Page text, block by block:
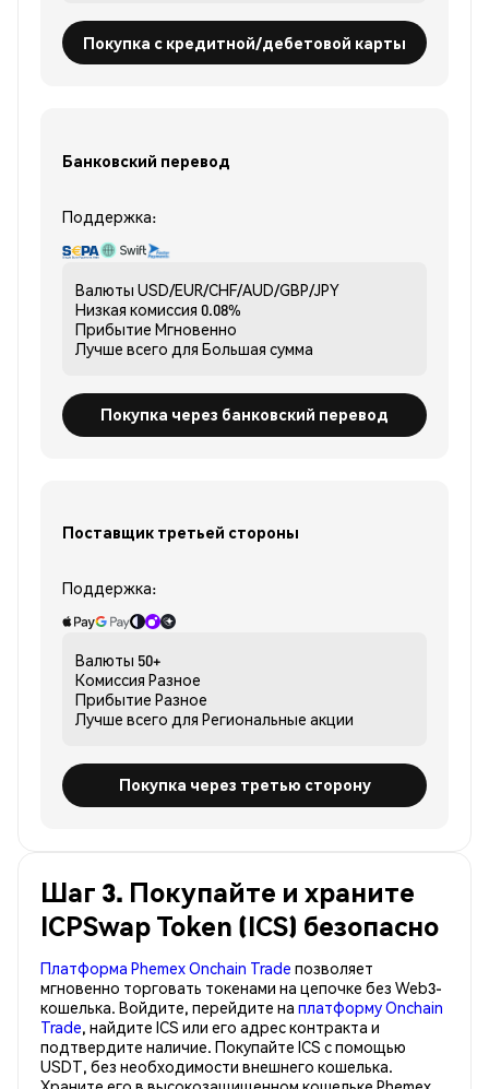
Покупка с кредитной/дебетовой карты
Банковский перевод
Поддержка:
Валюты USD/EUR/CHF/AUD/GBP/JPY
Низкая комиссия 0.08%
Прибытие Мгновенно
Лучше всего для Большая сумма
Покупка через банковский перевод
Поставщик третьей стороны
Поддержка:
Валюты 50+
Комиссия Разное
Прибытие Разное
Лучше всего для Региональные акции
Покупка через третью сторону
Шаг 3. Покупайте и храните
ICPSwap Token (ICS) безопасно
Платформа Phemex Onchain Trade позволяет
мгновенно торговать токенами на цепочке без Web3-
кошелька. Войдите, перейдите на платформу Onchain
Trade, найдите ICS или его адрес контракта и
подтвердите наличие. Покупайте ICS с помощью
USDT, без необходимости внешнего кошелька.